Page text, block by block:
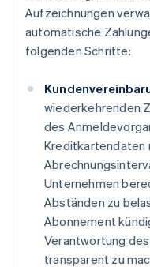
Aufzeichnungen
automatische
folgenden Schritte:
wiederkehrenden
des
Kreditkartendaten
Unternehmen
Abständen zu
Abonnement
Verantwortung
transparent zu